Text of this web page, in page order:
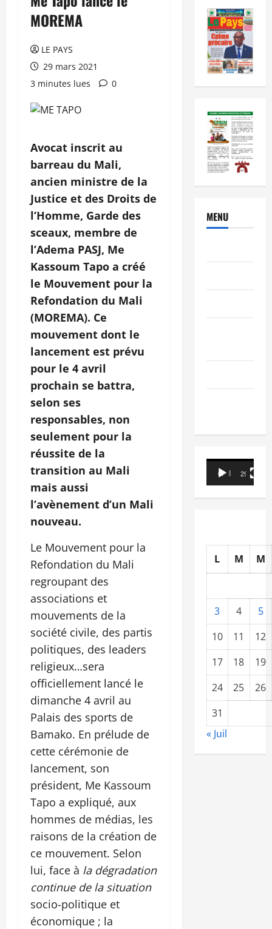
MOREMA
LE PAYS
29 mars 2021
3 minutes lues
0
Avocat inscrit au
barreau du Mali,
ancien ministre de la
Justice et des Droits de
l’Homme, Garde des
sceaux, membre de
l’Adema PASJ, Me
Kassoum Tapo a créé
le Mouvement pour la
Refondation du Mali
(MOREMA). Ce
mouvement dont le
lancement est prévu
pour le 4 avril
prochain se battra,
selon ses
responsables, non
seulement pour la
réussite de la
transition au Mali
mais aussi
l’avènement d’un Mali
nouveau.
Le Mouvement pour la
Refondation du Mali
regroupant des
associations et
mouvements de la
société civile, des partis
politiques, des leaders
religieux…sera
officiellement lancé le
dimanche 4 avril au
Palais des sports de
Bamako. En prélude de
cette cérémonie de
lancement, son
président, Me Kassoum
Tapo a expliqué, aux
hommes de médias, les
raisons de la création de
ce mouvement. Selon
lui, face à la dégradation
continue de la situation
socio-politique et
économique ; la
MENU
Lecteur
vidéo
00:00 29:21
L M M
3 4
5
10
11
12
17
18
19
24
25
26
31
« Juil